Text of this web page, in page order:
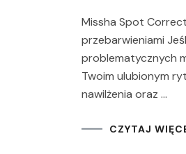
Missha Spot
przebarwieniami
problematycznych
Twoim ulubionym
nawilżenia oraz …
CZYTAJ